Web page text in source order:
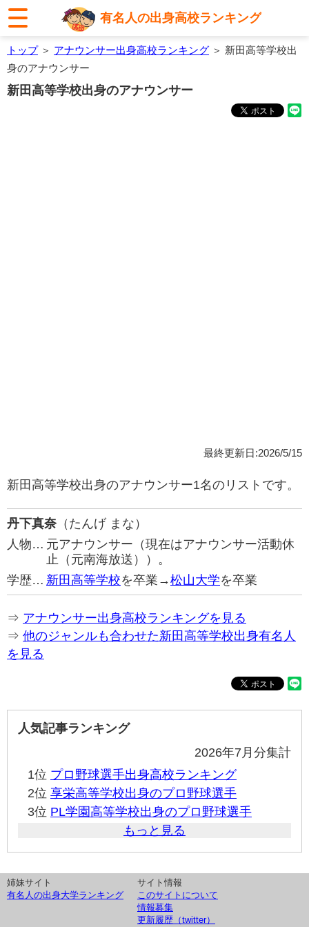
有名人の出身高校ランキング
トップ＞ アナウンサー出身高校ランキング ＞ 新田高等学校出
身のアナウンサー
新田高等学校出身のアナウンサー
最終更新日:2026/5/15
新田高等学校出身のアナウンサー1名のリストです。
丹下真奈 （たんげ まな）
人物… 元アナウンサー（現在はアナウンサー活動休
止（元南海放送））。
学歴… 新田高等学校を卒業→松山大学を卒業
⇒ アナウンサー出身高校ランキングを見る
⇒ 他のジャンルも合わせた新田高等学校出身有名人
を見る
人気記事ランキング
2026年7月分集計
1位 プロ野球選手出身高校ランキング
2位 享栄高等学校出身のプロ野球選手
3位 PL学園高等学校出身のプロ野球選手
もっと見る
姉妹サイト
有名人の出身大学ランキング
サイト情報
このサイトについて
情報募集
更新履歴（twitter）